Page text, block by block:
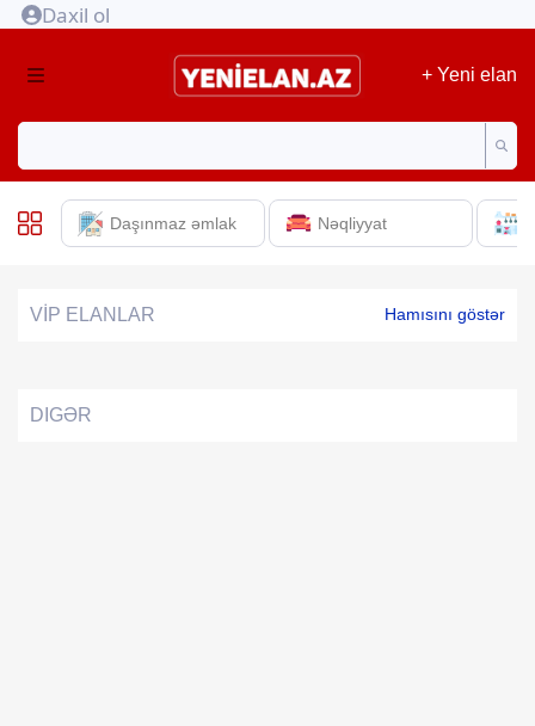
Daxil ol
+ Yeni elan
Daşınmaz əmlak Nəqliyyat
VİP ELANLAR Hamısını göstər
DIGƏR